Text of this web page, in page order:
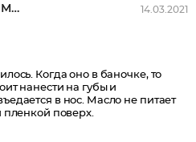
Нестерова Татьяна, Москва 14.03.2021
Когда оно в баночке, то
нанести на губы и
в нос. Масло не питает
пленкой поверх.